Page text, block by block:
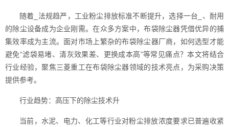
随着_法规趋严，工业粉尘排放标准不断提升，选择一台_、耐用
的除尘设备成为企业刚需。在众多方案中，布袋除尘器凭借优异的捕
集效率成为主流。面对市场上繁杂的布袋除尘器厂商，如何选型才能
避免“滤袋易堵、清灰效果差、更换成本高”等常见痛点？本文将结合
行业经验，聚焦三菱重工在布袋除尘器领域的技术亮点，为采购决策
提供参考。
行业趋势：高压下的除尘技术升
当前，水泥、电力、化工等行业对粉尘排放浓度要求已普遍收紧